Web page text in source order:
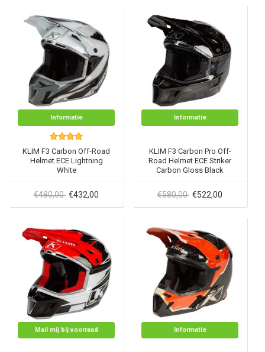
Informatie
KLIM F3 Carbon Off-Road
Helmet ECE Lightning
White
€480,00 €432,00
Informatie
KLIM F3 Carbon Pro Off-
Road Helmet ECE Striker
Carbon Gloss Black
€580,00 €522,00
Mail mij bij voorraad Informatie